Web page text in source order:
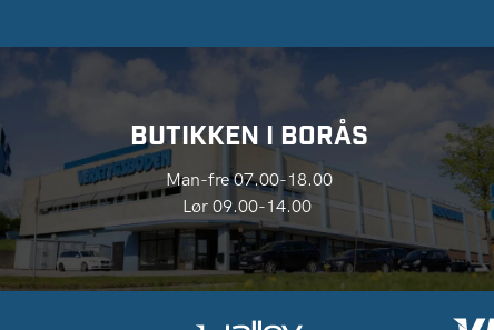
BUTIKKEN I BORÅS
Man-fre 07.00-18.00
Lør 09.00-14.00